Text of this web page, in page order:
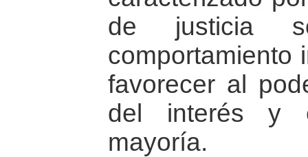
de justicia
comportamiento
favorecer al
del interés y
mayoría.